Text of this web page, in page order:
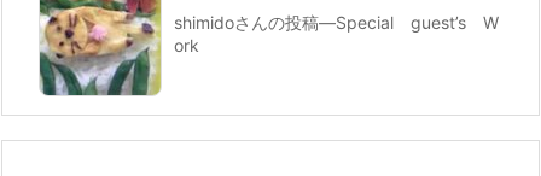
shimidoさんの投稿—Special guest’s W
ork